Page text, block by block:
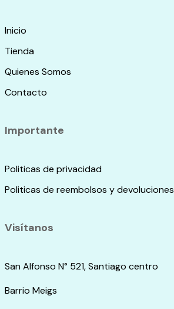
Inicio
Tienda
Quienes Somos
Contacto
Importante
Politicas de privacidad
Politicas de reembolsos y devoluciones
Visítanos
San Alfonso N° 521, Santiago centro
Barrio Meigs